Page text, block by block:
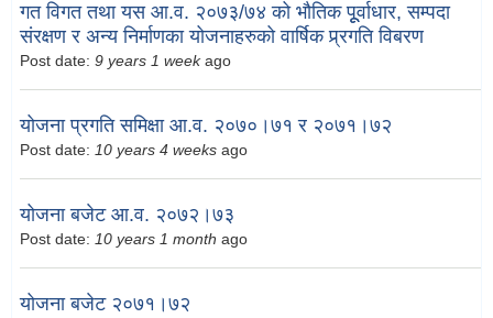
गत विगत तथा यस आ.व. २०७३/७४ को भौतिक पूूर्वाधार, सम्पदा
संरक्षण र अन्य निर्माणका योजनाहरुको वार्षिक प्र्रगति विबरण
Post date: 9 years 1 weekago
योजना प्रगति समिक्षा आ.व. २०७०।७१ र २०७१।७२
Post date: 10 years 4 weeks ago
योजना बजेट आ.व. २०७२।७३
Post date: 10 years 1 month ago
योजना बजेट २०७१।७२